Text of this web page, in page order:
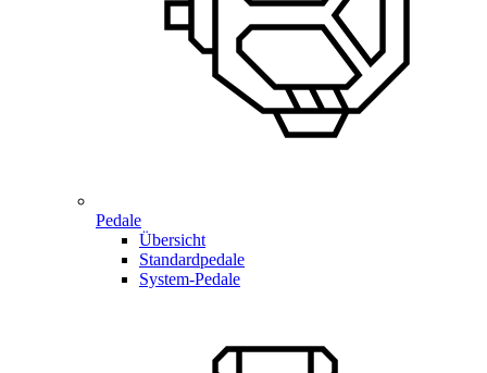
Pedale
Übersicht
Standardpedale
System-Pedale